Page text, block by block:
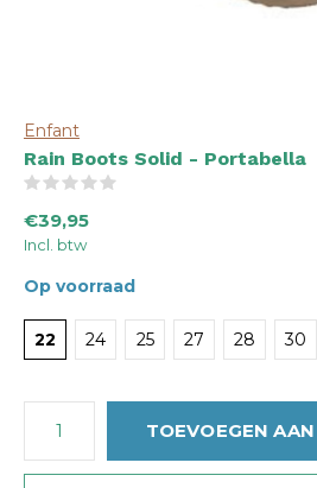
Enfant
Rain Boots Solid - Portabella
€39,95
Incl. btw
Op voorraad
22 24 25 27 28 30
TOEVOEGEN